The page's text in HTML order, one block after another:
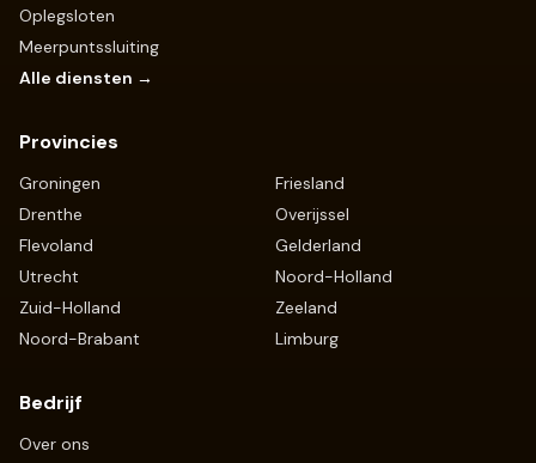
Oplegsloten
Meerpuntssluiting
Alle diensten →
Provincies
Groningen
Friesland
Drenthe
Overijssel
Flevoland
Gelderland
Utrecht
Noord-Holland
Zuid-Holland
Zeeland
Noord-Brabant
Limburg
Bedrijf
Over ons